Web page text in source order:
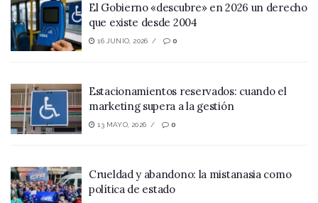
El Gobierno «descubre» en 2026 un derecho
que existe desde 2004
16 JUNIO, 2026 0
Estacionamientos reservados: cuando el
marketing supera a la gestión
13 MAYO, 2026 0
Crueldad y abandono: la mistanasia como
política de estado